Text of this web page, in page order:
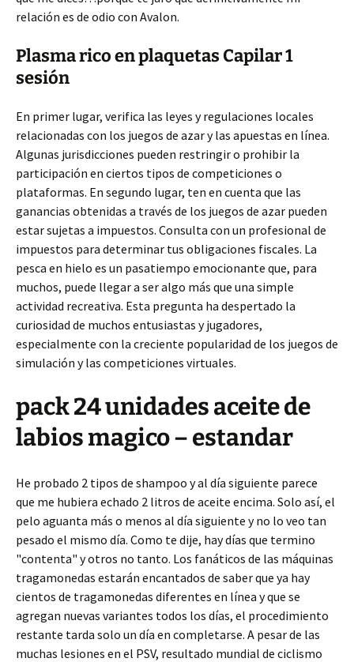
relación es de odio con Avalon.
Plasma rico en plaquetas Capilar 1
sesión
En primer lugar, verifica las leyes y regulaciones locales
relacionadas con los juegos de azar y las apuestas en línea.
Algunas jurisdicciones pueden restringir o prohibir la
participación en ciertos tipos de competiciones o
plataformas. En segundo lugar, ten en cuenta que las
ganancias obtenidas a través de los juegos de azar pueden
estar sujetas a impuestos. Consulta con un profesional de
impuestos para determinar tus obligaciones fiscales. La
pesca en hielo es un pasatiempo emocionante que, para
muchos, puede llegar a ser algo más que una simple
actividad recreativa. Esta pregunta ha despertado la
curiosidad de muchos entusiastas y jugadores,
especialmente con la creciente popularidad de los juegos de
simulación y las competiciones virtuales.
pack 24 unidades aceite de
labios magico – estandar
He probado 2 tipos de shampoo y al día siguiente parece
que me hubiera echado 2 litros de aceite encima. Solo así, el
pelo aguanta más o menos al día siguiente y no lo veo tan
pesado el mismo día. Como te dije, hay días que termino
"contenta" y otros no tanto. Los fanáticos de las máquinas
tragamonedas estarán encantados de saber que ya hay
cientos de tragamonedas diferentes en línea y que se
agregan nuevas variantes todos los días, el procedimiento
restante tarda solo un día en completarse. A pesar de las
muchas lesiones en el PSV, resultado mundial de ciclismo